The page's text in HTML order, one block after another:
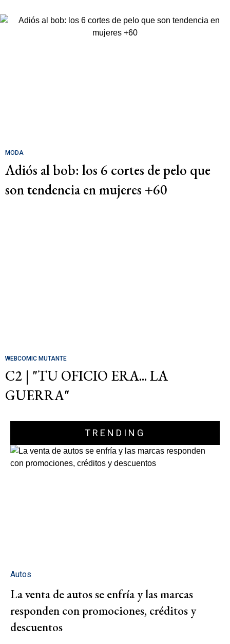
MODA
Adiós al bob: los 6 cortes de pelo que
son tendencia en mujeres +60
WEBCOMIC MUTANTE
C2 | "TU OFICIO ERA... LA
GUERRA"
TRENDING
Autos
La venta de autos se enfría y las marcas
responden con promociones, créditos y
descuentos